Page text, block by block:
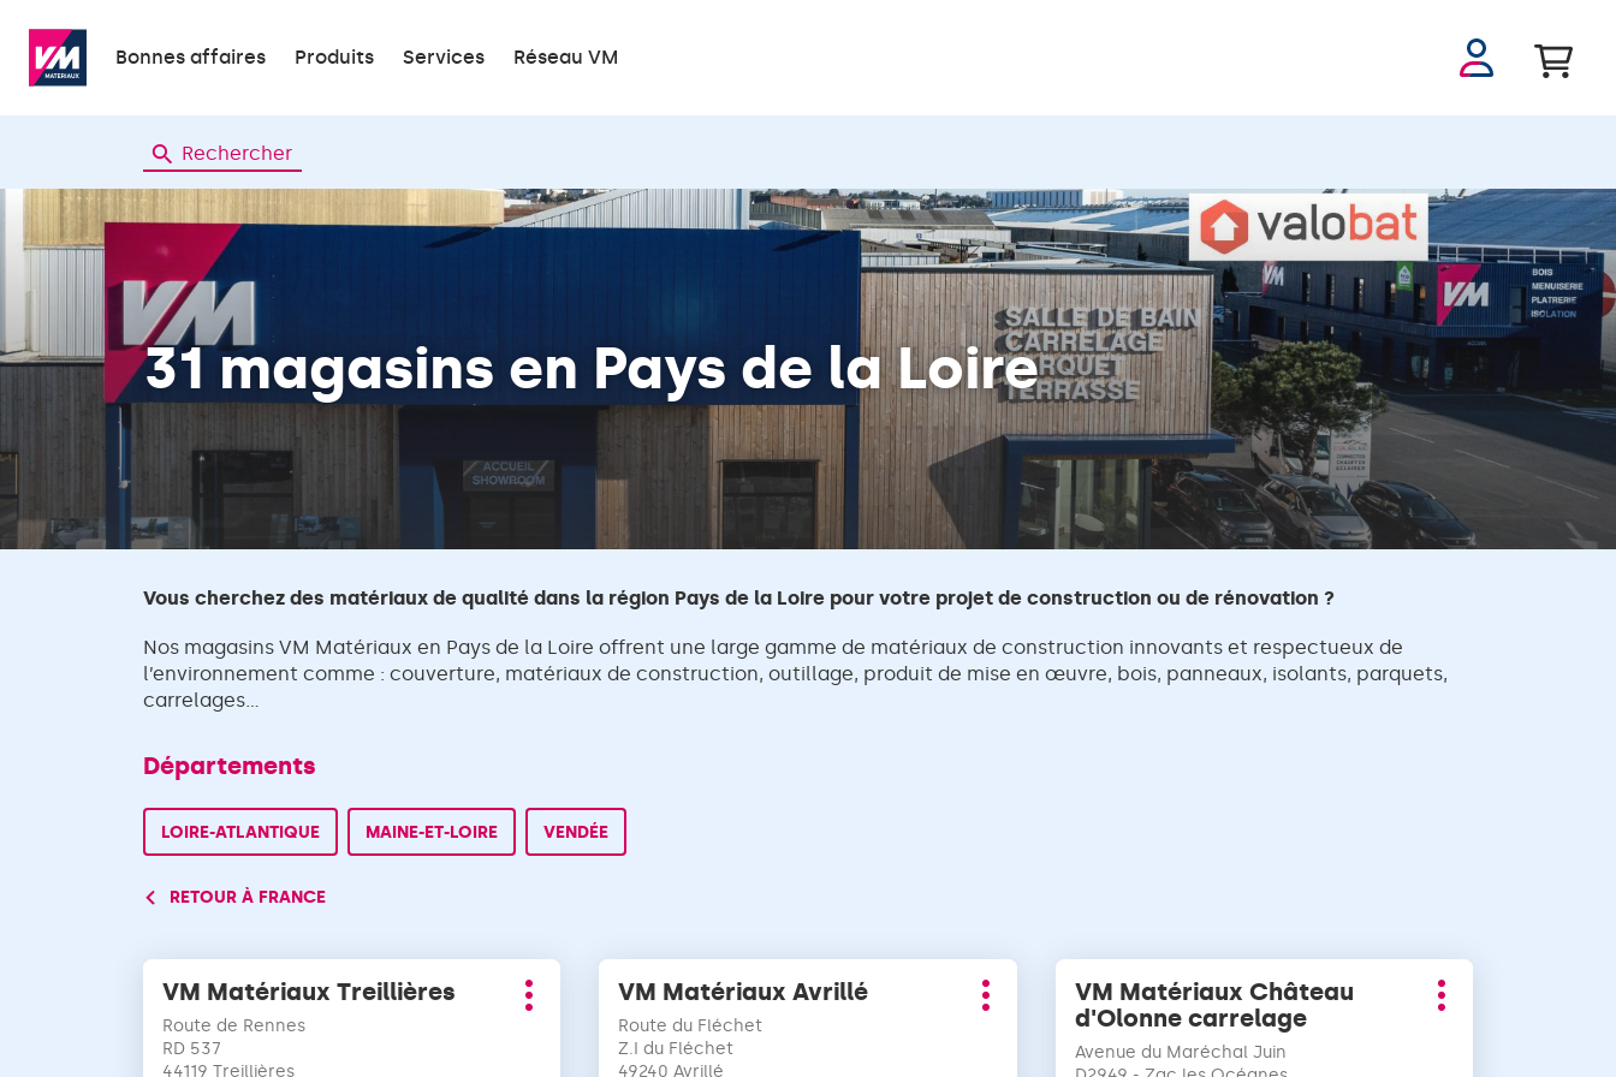
Bonnes affaires Produits Services Réseau VM
Se
connecter
Rechercher
31 magasins en Pays de la Loire
Vous cherchez des matériaux de qualité dans la région Pays de la Loire pour votre projet de construction ou de rénovation ?
Nos magasins VM Matériaux en Pays de la Loire offrent une large gamme de matériaux de construction innovants et respectueux de
l’environnement comme : couverture, matériaux de construction, outillage, produit de mise en œuvre, bois, panneaux, isolants, parquets,
carrelages...
Départements
LOIRE-ATLANTIQUE MAINE-ET-LOIRE VENDÉE
RETOUR À FRANCE
Appuyer
sur
touche
Point
de
vente
:
VM Matériaux Treillières
Route de Rennes
RD 537
44119 Treillières
Plus
Appuyer
sur
touche
Point
de
vente
:
VM Matériaux Avrillé
Route du Fléchet
Z.I du Fléchet
49240 Avrillé
Plus
Appuyer
sur
touche
Point
de
vente
:
VM Matériaux Château
d'Olonne carrelage
Avenue du Maréchal Juin
Plus